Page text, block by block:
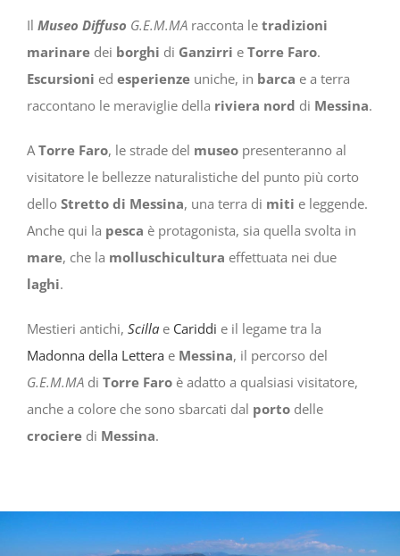
Il Museo Diffuso G.E.M.MAracconta le tradizioni
marinaredei borghi di Ganzirri e Torre Faro.
Escursioni ed esperienzeuniche, in barca e a terra
raccontano le meraviglie della riviera nord di Messina.
ATorre Faro, le strade del museopresenteranno al
visitatore le bellezze naturalistiche del punto più corto
dello Stretto di Messina, una terra di miti e leggende.
Anche qui la pesca è protagonista, sia quella svolta in
mare, che la molluschicultura effettuata nei due
laghi.
Mestieri antichi, Scillae Cariddi e il legame tra la
Madonna della Lettera e Messina, il percorso del
G.E.M.MAdi Torre Faroè adatto a qualsiasi visitatore,
anche a colore che sono sbarcati dal portodelle
crocieredi Messina.